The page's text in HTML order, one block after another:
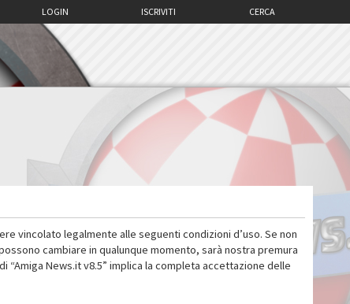
CERCA
ISCRIVITI
LOGIN
vincolato legalmente alle seguenti condizioni d’uso. Se non
cambiare in qualunque momento, sarà nostra premura
News.it v8.5” implica la completa accettazione delle